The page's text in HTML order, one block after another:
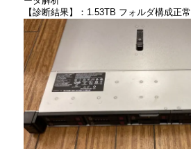
【診断結果】：1.53TB フォルダ構成正常